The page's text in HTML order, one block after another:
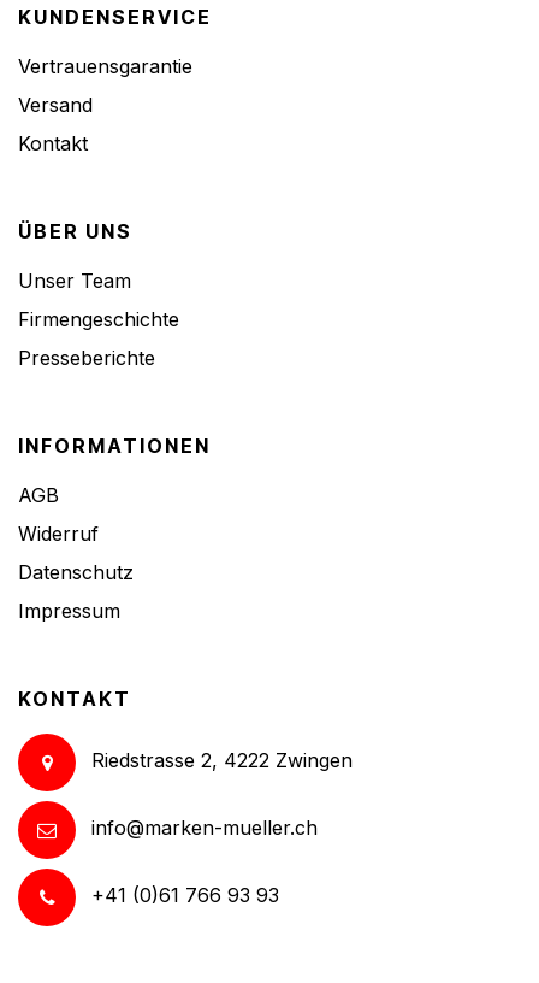
KUNDENSERVICE
Vertrauensgarantie
Versand
Kontakt
ÜBER UNS
Unser Team
Firmengeschichte
Presseberichte
INFORMATIONEN
AGB
Widerruf
Datenschutz
Impressum
KONTAKT
Riedstrasse 2, 4222 Zwingen
info@marken-mueller.ch
+41 (0)61 766 93 93